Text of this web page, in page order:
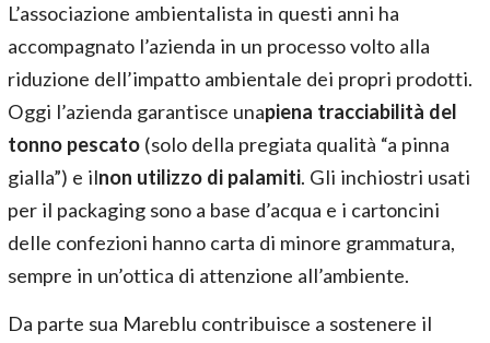
L’associazione ambientalista in questi anni ha
accompagnato l’azienda in un processo volto alla
riduzione dell’impatto ambientale dei propri prodotti.
Oggi l’azienda garantisce unapiena tracciabilità del
tonno pescato (solo della pregiata qualità “a pinna
gialla”) e ilnon utilizzo di palamiti. Gli inchiostri usati
per il packaging sono a base d’acqua e i cartoncini
delle confezioni hanno carta di minore grammatura,
sempre in un’ottica di attenzione all’ambiente.
Da parte sua Mareblu contribuisce a sostenere il